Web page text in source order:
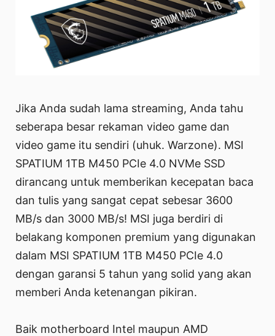
Jika Anda sudah lama streaming, Anda tahu
seberapa besar rekaman video game dan
video game itu sendiri (uhuk. Warzone). MSI
SPATIUM 1TB M450 PCIe 4.0 NVMe SSD
dirancang untuk memberikan kecepatan baca
dan tulis yang sangat cepat sebesar 3600
MB/s dan 3000 MB/s! MSI juga berdiri di
belakang komponen premium yang digunakan
dalam MSI SPATIUM 1TB M450 PCIe 4.0
dengan garansi 5 tahun yang solid yang akan
memberi Anda ketenangan pikiran.
Baik motherboard Intel maupun AMD